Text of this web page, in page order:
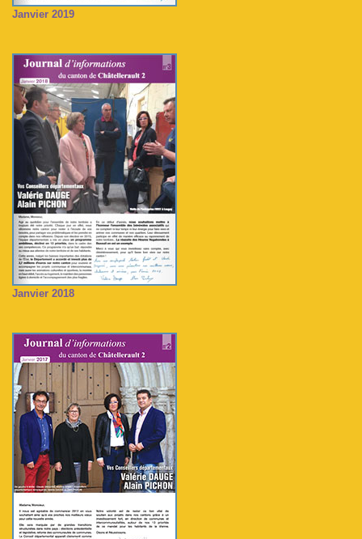
Janvier 2019
Janvier 2018